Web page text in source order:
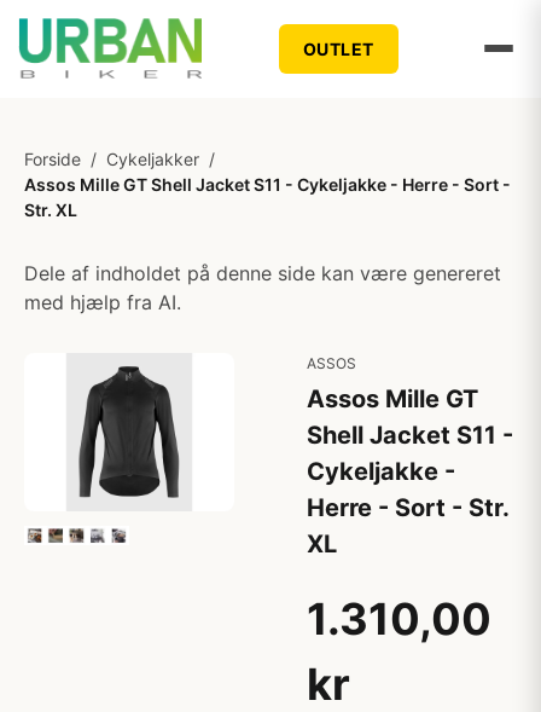
OUTLET
Forside / Cykeljakker /
Assos Mille GT Shell Jacket S11 - Cykeljakke - Herre - Sort -
Str. XL
Dele af indholdet på denne side kan være genereret
med hjælp fra AI.
ASSOS
Assos Mille GT
Shell Jacket S11 -
Cykeljakke -
Herre - Sort - Str.
XL
1.310,00
kr